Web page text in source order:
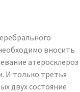
вносить
атеросклероз
И только третья
двух состояние